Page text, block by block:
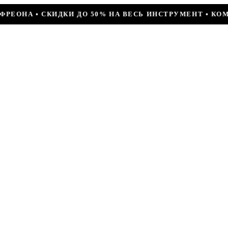
НА ВЕСЬ ИНСТРУМЕНТ • КОМПРЕССОР JIAXIPERA